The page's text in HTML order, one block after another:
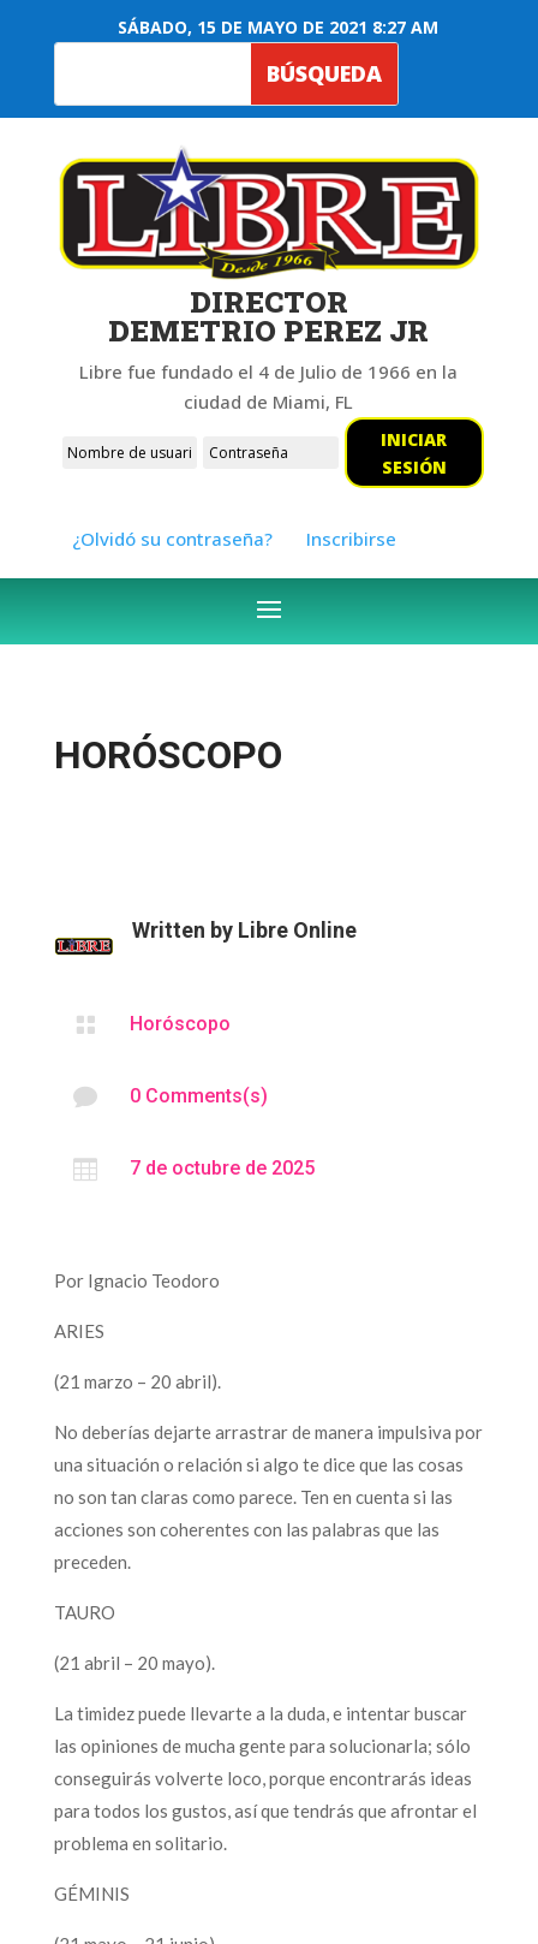
SÁBADO, 15 DE MAYO DE 2021 8:27 AM
DIRECTOR
DEMETRIO PEREZ JR
Libre fue fundado el 4 de Julio de 1966 en la
ciudad de Miami, FL
INICIAR
SESIÓN
¿Olvidó su contraseña? Inscribirse
HORÓSCOPO
Written by Libre Online
 Horóscopo
 0 Comments(s)
 7 de octubre de 2025
Por Ignacio Teodoro
ARIES
(21 marzo – 20 abril).
No deberías dejarte arrastrar de manera impulsiva por
una situación o relación si algo te dice que las cosas
no son tan claras como parece. Ten en cuenta si las
acciones son coherentes con las palabras que las
preceden.
TAURO
(21 abril – 20 mayo).
La timidez puede llevarte a la duda, e intentar buscar
las opiniones de mucha gente para solucionarla; sólo
conseguirás volverte loco, porque encontrarás ideas
para todos los gustos, así que tendrás que afrontar el
problema en solitario.
GÉMINIS